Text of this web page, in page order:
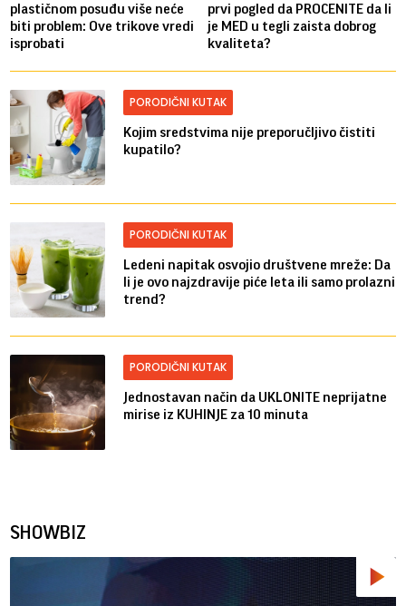
plastičnom posuđu više neće
biti problem: Ove trikove vredi
isprobati
prvi pogled da PROCENITE da li
je MED u tegli zaista dobrog
kvaliteta?
PORODIČNI KUTAK
Kojim sredstvima nije preporučljivo čistiti
kupatilo?
PORODIČNI KUTAK
Ledeni napitak osvojio društvene mreže: Da
li je ovo najzdravije piće leta ili samo prolazni
trend?
PORODIČNI KUTAK
Jednostavan način da UKLONITE neprijatne
mirise iz KUHINJE za 10 minuta
SHOWBIZ